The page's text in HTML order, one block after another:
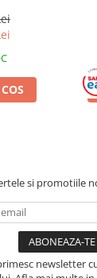
si promotiile
newsletter